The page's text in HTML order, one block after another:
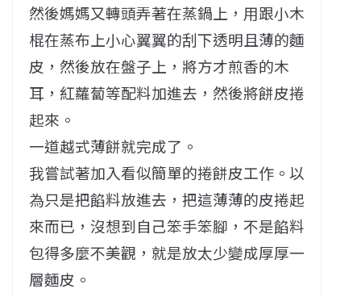
然後媽媽又轉頭弄著在蒸鍋上，用跟小木
棍在蒸布上小心翼翼的刮下透明且薄的麵
皮，然後放在盤子上，將方才煎香的木
耳，紅蘿蔔等配料加進去，然後將餅皮捲
起來。
一道越式薄餅就完成了。
我嘗試著加入看似簡單的捲餅皮工作。以
為只是把餡料放進去，把這薄薄的皮捲起
來而已，沒想到自己笨手笨腳，不是餡料
包得多麼不美觀，就是放太少變成厚厚一
層麵皮。